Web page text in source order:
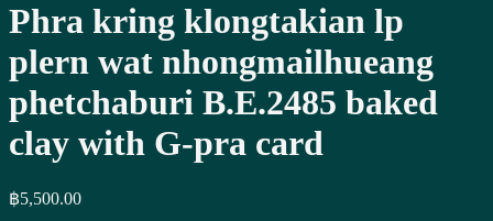
Phra kring klongtakian lp
plern wat nhongmailhueang
phetchaburi B.E.2485 baked
clay with G-pra card
฿5,500.00